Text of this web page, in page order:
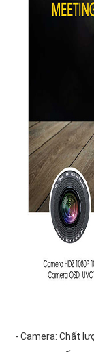
- Camera: Chất